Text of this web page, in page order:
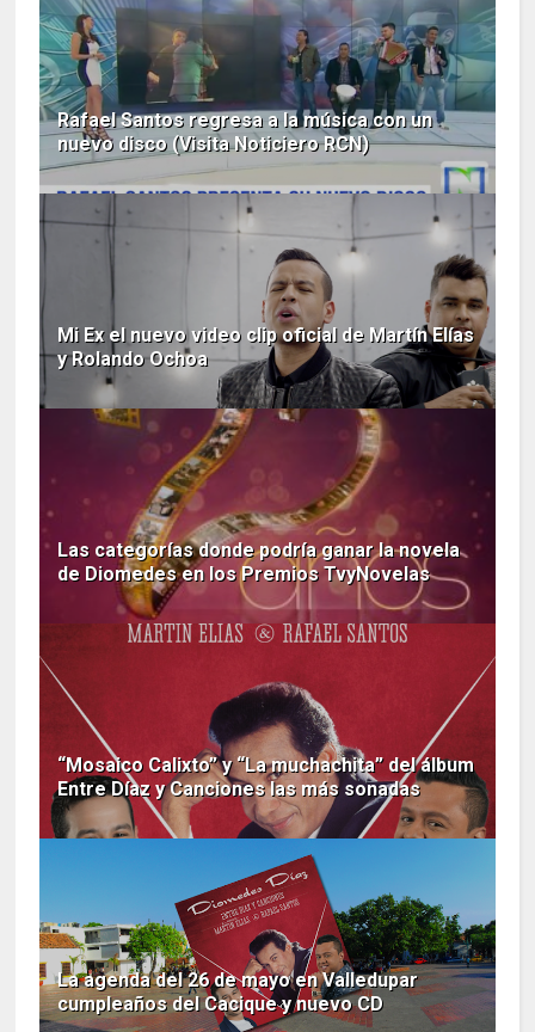
Rafael Santos regresa a la música con un
nuevo disco (Visita Noticiero RCN)
Mi Ex el nuevo video clip oficial de Martín Elías
y Rolando Ochoa
Las categorías donde podría ganar la novela
de Diomedes en los Premios TvyNovelas
“Mosaico Calixto” y “La muchachita” del álbum
Entre Díaz y Canciones las más sonadas
La agenda del 26 de mayo en Valledupar
cumpleaños del Cacique y nuevo CD